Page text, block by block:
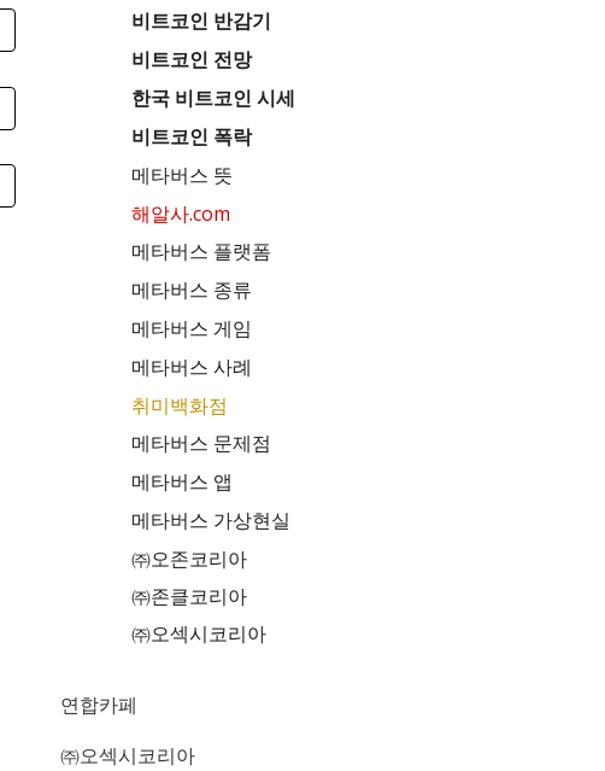
비트코인 반감기
비트코인 전망
한국 비트코인 시세
비트코인 폭락
메타버스 뜻
해알사.com
메타버스 플랫폼
메타버스 종류
메타버스 게임
메타버스 사례
취미백화점
메타버스 문제점
메타버스 앱
메타버스 가상현실
㈜오존코리아
㈜존클코리아
㈜오섹시코리아
연합카페
㈜오섹시코리아